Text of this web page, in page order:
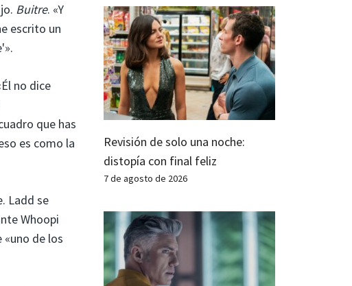
Buitre. «Y
escrito un
no dice
que has
es como la
Ladd se
Whoopi
«uno de los
Revisión de solo una noche:
distopía con final feliz
7 de agosto de 2026